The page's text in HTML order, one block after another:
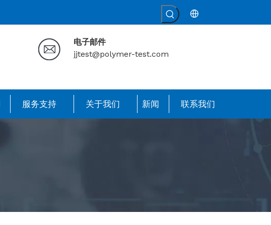
电子邮件
jjtest@polymer-test.com
服务支持 关于我们 新闻 联系我们